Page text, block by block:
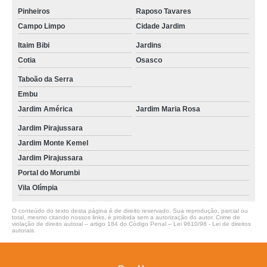
onde encontrar clínica veterinária oftalmologia Jardim Bonfiglioli
onde encontrar clínica veterinária Jardins
clínica veterinária raio x Taboão da Serra
onde encontro clínica veterinária 24h Embu
clínica veterinária oftalmologia Jardins
onde encontro clínica de veterinária Raposo Tavares
centro médico veterinário Campo Limpo
onde encontrar clínica de veterinária Pinheiros
onde encontro clínica veterinária para cachorro Jardim América
clínica médica veterinária Taboão da Serra
Pinheiros
Raposo Tavares
Campo Limpo
Cidade Jardim
Itaim Bibi
Jardins
Cotia
Osasco
Taboão da Serra
Embu
Jardim América
Jardim Maria Rosa
Jardim Pirajussara
Jardim Monte Kemel
Jardim Pirajussara
Portal do Morumbi
Vila Olímpia
O conteúdo do texto desta página é de direito reservado. Sua reprodução, parcial ou
total, mesmo citando nossos links, é proibida sem a autorização do autor. Crime de
violação de direito autoral – artigo 184 do Código Penal – Lei 9610/98 - Lei de direitos
autorais